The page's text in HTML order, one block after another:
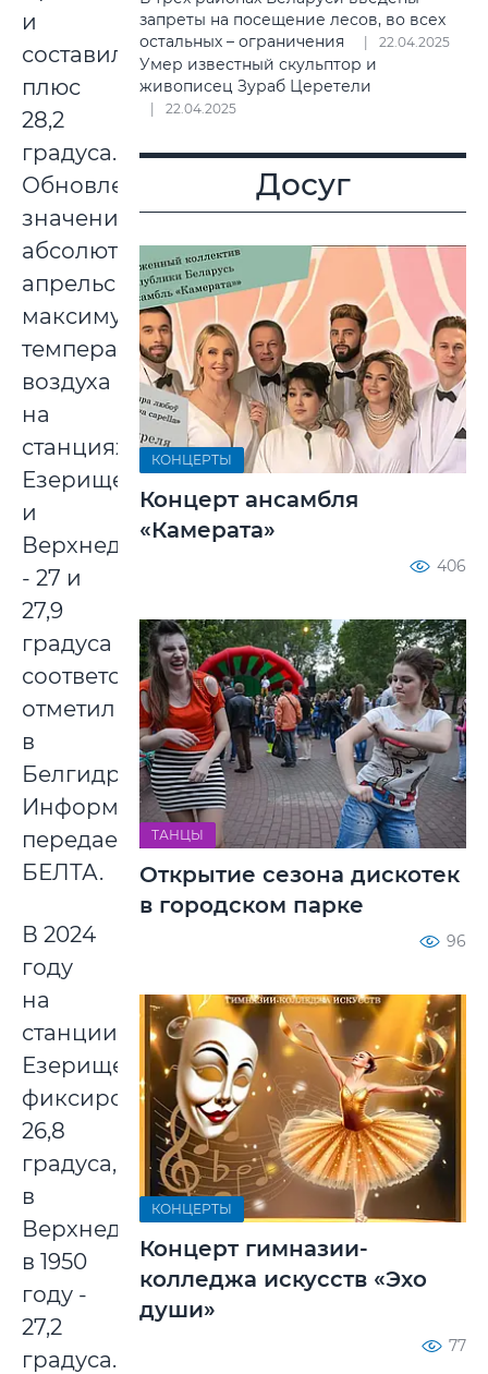
и
составила
плюс
28,2
градуса.
Обновлены
значения
абсолютного
апрельского
максимума
температуры
воздуха
на
станциях
Езерище
и
Верхнедвинск
- 27 и
27,9
градуса
соответственно,
отметили
в
Белгидромете.
Информацию
передает
БЕЛТА.
В 2024
году
на
станции
Езерище
фиксировалось
26,8
градуса,
в
Верхнедвинске
в 1950
году -
27,2
градуса.
запреты на посещение лесов, во всех
остальных – ограничения
22.04.2025
Умер известный скульптор и
живописец Зураб Церетели
22.04.2025
Досуг
КОНЦЕРТЫ
Концерт ансамбля
«Камерата»
406
ТАНЦЫ
Открытие сезона дискотек
в городском парке
96
КОНЦЕРТЫ
Концерт гимназии-
колледжа искусств «Эхо
души»
77